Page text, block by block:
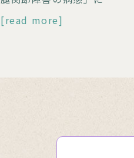
[read more]